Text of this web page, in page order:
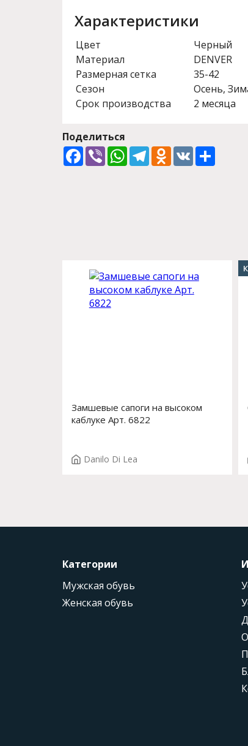
Характеристики
Цвет
Черный
Материал
DENVER
Размерная сетка
35-42
Сезон
Осень,
Срок производства
2 месяца
Поделиться
Facebook
ViberWhatsApp
TelegramOdnoklassniki
VK
Замшевые сапоги на высоком
каблуке Арт. 6822
Danilo Di Lea
Категории
Мужская обувь
Женская обувь